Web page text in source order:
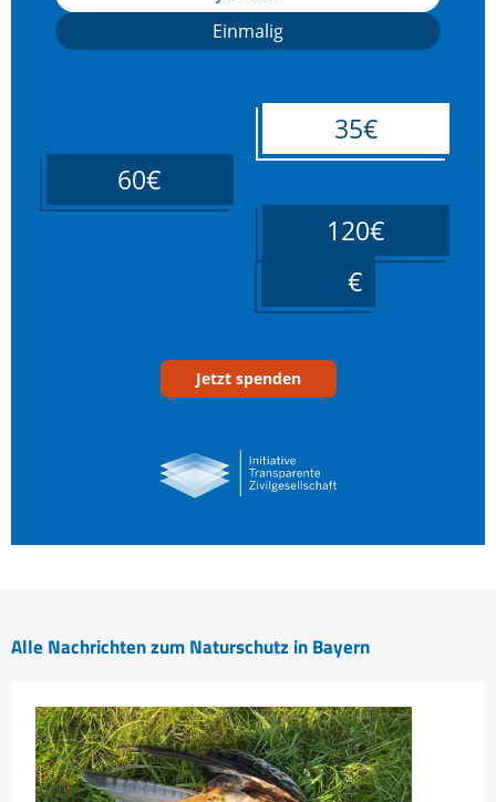
Einmalig
35€
60€
120€
Jetzt spenden
Alle Nachrichten zum Naturschutz in Bayern